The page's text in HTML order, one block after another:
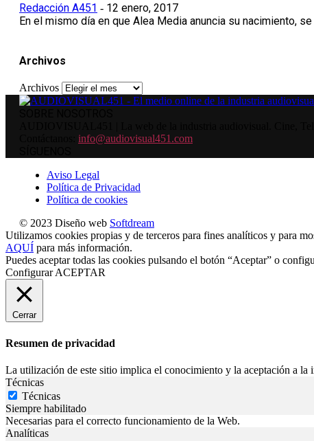
Redacción A451 - 12 enero, 2017
En el mismo día en que Alea Media anuncia su nacimiento,
Archivos
Archivos
info@audiovisual451.com
Aviso Legal
Política de Privacidad
Política de cookies
© 2023 Diseño web Softdream
Utilizamos cookies propias y de terceros para fines analíticos y para
AQUÍ para más información.
Puedes aceptar todas las cookies pulsando el botón “Aceptar” o
Configurar ACEPTAR
Cerrar
Resumen de privacidad
La utilización de este sitio implica el conocimiento y la aceptación a la
Técnicas
Técnicas
Siempre habilitado
Necesarias para el correcto funcionamiento de la Web.
Analíticas